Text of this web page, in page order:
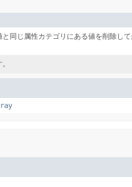
同じ属性カテゴリにある値を削除し